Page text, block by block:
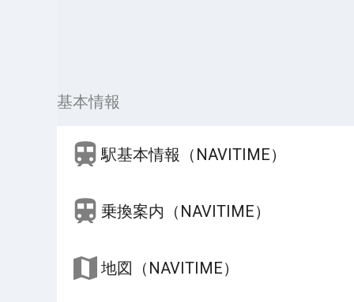
基本情報
駅基本情報（NAVITIME）
乗換案内（NAVITIME）
地図（NAVITIME）